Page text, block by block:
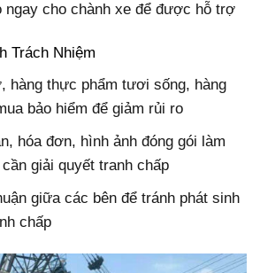
ngay cho chành xe để được hỗ trợ
Trách Nhiệm
hàng thực phẩm tươi sống, hàng
bảo hiểm để giảm rủi ro
hóa đơn, hình ảnh đóng gói làm
giải quyết tranh chấp
giữa các bên để tránh phát sinh
chấp